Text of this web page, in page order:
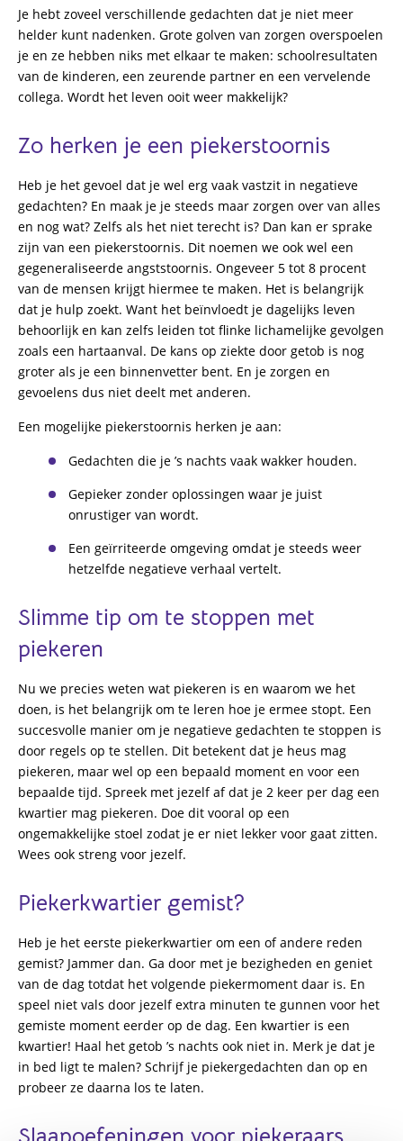
Je hebt zoveel verschillende gedachten dat je niet meer
helder kunt nadenken. Grote golven van zorgen overspoelen
je en ze hebben niks met elkaar te maken: schoolresultaten
van de kinderen, een zeurende partner en een vervelende
collega. Wordt het leven ooit weer makkelijk?
Zo herken je een piekerstoornis
Heb je het gevoel dat je wel erg vaak vastzit in negatieve
gedachten? En maak je je steeds maar zorgen over van alles
en nog wat? Zelfs als het niet terecht is? Dan kan er sprake
zijn van een piekerstoornis. Dit noemen we ook wel een
gegeneraliseerde angststoornis. Ongeveer 5 tot 8 procent
van de mensen krijgt hiermee te maken. Het is belangrijk
dat je hulp zoekt. Want het beïnvloedt je dagelijks leven
behoorlijk en kan zelfs leiden tot flinke lichamelijke gevolgen
zoals een hartaanval. De kans op ziekte door getob is nog
groter als je een binnenvetter bent. En je zorgen en
gevoelens dus niet deelt met anderen.
Een mogelijke piekerstoornis herken je aan:
Gedachten die je ’s nachts vaak wakker houden.
Gepieker zonder oplossingen waar je juist
onrustiger van wordt.
Een geïrriteerde omgeving omdat je steeds weer
hetzelfde negatieve verhaal vertelt.
Slimme tip om te stoppen met
piekeren
Nu we precies weten wat piekeren is en waarom we het
doen, is het belangrijk om te leren hoe je ermee stopt. Een
succesvolle manier om je negatieve gedachten te stoppen is
door regels op te stellen. Dit betekent dat je heus mag
piekeren, maar wel op een bepaald moment en voor een
bepaalde tijd. Spreek met jezelf af dat je 2 keer per dag een
kwartier mag piekeren. Doe dit vooral op een
ongemakkelijke stoel zodat je er niet lekker voor gaat zitten.
Wees ook streng voor jezelf.
Piekerkwartier gemist?
Heb je het eerste piekerkwartier om een of andere reden
gemist? Jammer dan. Ga door met je bezigheden en geniet
van de dag totdat het volgende piekermoment daar is. En
speel niet vals door jezelf extra minuten te gunnen voor het
gemiste moment eerder op de dag. Een kwartier is een
kwartier! Haal het getob ’s nachts ook niet in. Merk je dat je
in bed ligt te malen? Schrijf je piekergedachten dan op en
probeer ze daarna los te laten.